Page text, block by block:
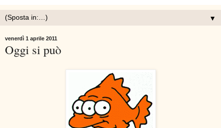
▼
venerdì 1 aprile 2011
Oggi si può